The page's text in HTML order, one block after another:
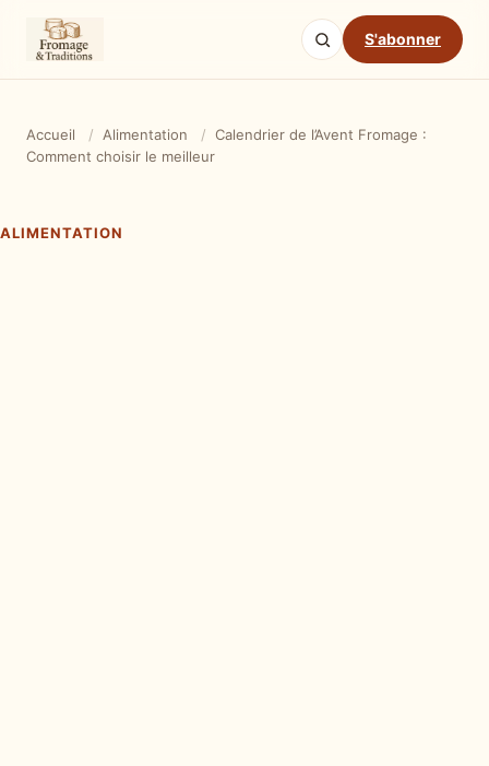
S'abonner
Accueil / Alimentation / Calendrier de l’Avent Fromage :
Comment choisir le meilleur
ALIMENTATION